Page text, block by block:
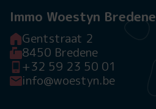
Immo Woestyn Bredene
Gentstraat 2
8450 Bredene
+32 59 23 50 01
info@woestyn.be